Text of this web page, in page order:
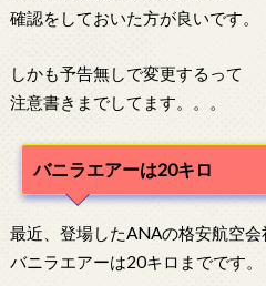
確認をしておいた方が良いです。
しかも予告無しで変更するって
注意書きまでしてます。。。
バニラエアーは20キロ
最近、登場したANAの格安航空会
バニラエアーは20キロまでです。